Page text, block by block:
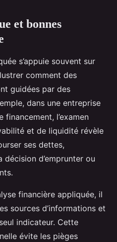
et bonnes
s’appuie souvent sur
comment des
guidées par des
dans une entreprise
l’examen
et de liquidité révèle
ses dettes,
d’emprunter ou
financière appliquée, il
sources d’informations et
indicateur. Cette
évite les pièges